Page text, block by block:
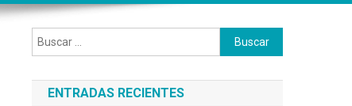
Buscar:
ENTRADAS RECIENTES